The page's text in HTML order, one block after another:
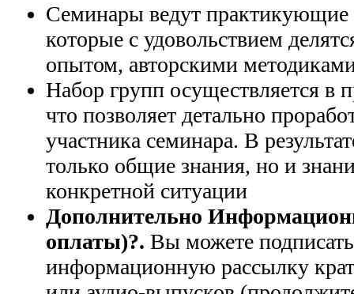
Семинары ведут
которые с удовольствием
опытом, авторскими
Набор групп осуществляется в
что позволяет детально
участника семинара. В
только общие знания, но и
конкретной ситуации
Дополнительно
оплаты)?. Вы можете
информационную рассылку